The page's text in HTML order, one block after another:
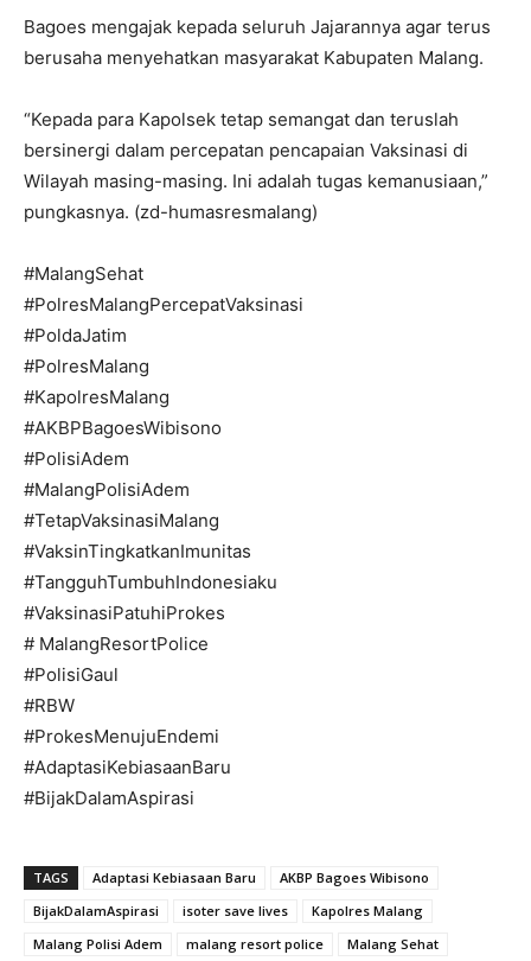
Bagoes mengajak kepada seluruh Jajarannya agar terus
berusaha menyehatkan masyarakat Kabupaten Malang.
“Kepada para Kapolsek tetap semangat dan teruslah
bersinergi dalam percepatan pencapaian Vaksinasi di
Wilayah masing-masing. Ini adalah tugas kemanusiaan,”
pungkasnya. (zd-humasresmalang)
#MalangSehat
#PolresMalangPercepatVaksinasi
#PoldaJatim
#PolresMalang
#KapolresMalang
#AKBPBagoesWibisono
#PolisiAdem
#MalangPolisiAdem
#TetapVaksinasiMalang
#VaksinTingkatkanImunitas
#TangguhTumbuhIndonesiaku
#VaksinasiPatuhiProkes
# MalangResortPolice
#PolisiGaul
#RBW
#ProkesMenujuEndemi
#AdaptasiKebiasaanBaru
#BijakDalamAspirasi
TAGS Adaptasi Kebiasaan Baru
AKBP Bagoes Wibisono
BijakDalamAspirasi
isoter save lives
Kapolres Malang
Malang Polisi Adem
malang resort police Malang Sehat